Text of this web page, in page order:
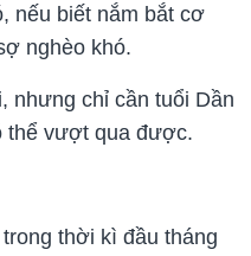
nếu biết nắm bắt cơ
nghèo khó.
nhưng chỉ cần tuổi Dần
thể vượt qua được.
thời kì đầu tháng